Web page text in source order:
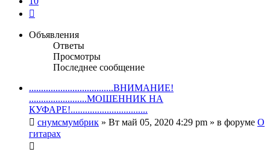
Объявления
Ответы
Просмотры
Последнее сообщение
...................................ВНИМАНИЕ!
........................МОШЕННИК НА
КУФАРЕ!................................
снумсмумбрик » Вт май 05, 2020 4:29 pm » в форуме О
гитарах